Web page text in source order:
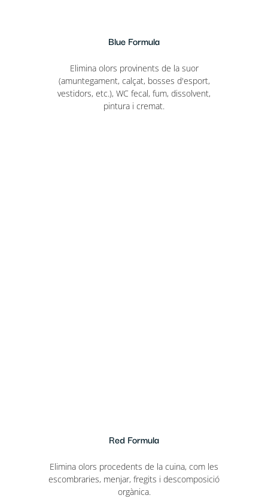
Blue Formula
Elimina olors provinents de la suor
(amuntegament, calçat, bosses d'esport,
vestidors, etc.), WC fecal, fum, dissolvent,
pintura i cremat.
Red Formula
Elimina olors procedents de la cuina, com les
escombraries, menjar, fregits i descomposició
orgànica.